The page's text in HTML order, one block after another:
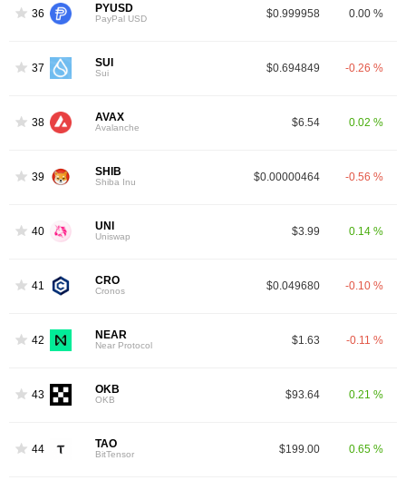
36 PYUSD
PayPal USD $0.999958 0.00 %
37 SUI
Sui $0.694849 -0.26 %
38 AVAX
Avalanche $6.54 0.02 %
39 SHIB
Shiba Inu $0.00000464 -0.56 %
40 UNI
Uniswap $3.99 0.14 %
41 CRO
Cronos $0.049680 -0.10 %
42 NEAR
Near Protocol $1.63 -0.11 %
43 OKB
OKB $93.64 0.21 %
44 TAO
BitTensor $199.00 0.65 %